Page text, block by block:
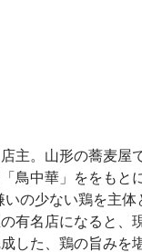
主。山形の蕎麦屋
鳥中華」ををもと
の少ない鶏を主体
有名店になると、
した、鶏の旨みを